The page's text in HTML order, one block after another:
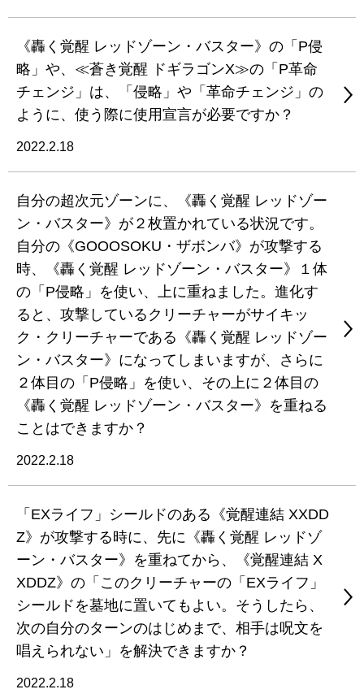
《轟く覚醒 レッドゾーン・バスター》の「P侵
略」や、≪蒼き覚醒 ドギラゴンX≫の「P革命
チェンジ」は、「侵略」や「革命チェンジ」の
ように、使う際に使用宣言が必要ですか？
2022.2.18
自分の超次元ゾーンに、《轟く覚醒 レッドゾー
ン・バスター》が２枚置かれている状況です。
自分の《GOOOSOKU・ザボンバ》が攻撃する
時、《轟く覚醒 レッドゾーン・バスター》１体
の「P侵略」を使い、上に重ねました。進化す
ると、攻撃しているクリーチャーがサイキッ
ク・クリーチャーである《轟く覚醒 レッドゾー
ン・バスター》になってしまいますが、さらに
２体目の「P侵略」を使い、その上に２体目の
《轟く覚醒 レッドゾーン・バスター》を重ねる
ことはできますか？
2022.2.18
「EXライフ」シールドのある《覚醒連結 XXDD
Z》が攻撃する時に、先に《轟く覚醒 レッドゾ
ーン・バスター》を重ねてから、《覚醒連結 X
XDDZ》の「このクリーチャーの「EXライフ」
シールドを墓地に置いてもよい。そうしたら、
次の自分のターンのはじめまで、相手は呪文を
唱えられない」を解決できますか？
2022.2.18